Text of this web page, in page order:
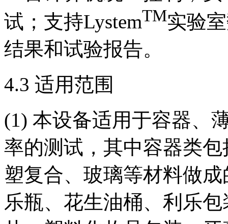
试；支持LystemTM实验
结果和试验报告。
4.3 适用范围
(1) 本设备适用于容器、
率的测试，其中容器类
塑复合、玻璃等材料做
乐瓶、花生油桶、利乐